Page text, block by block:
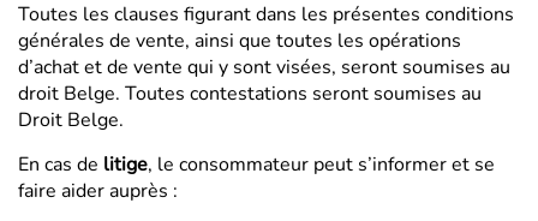
Toutes les clauses figurant dans les présentes conditions
générales de vente, ainsi que toutes les opérations
d’achat et de vente qui y sont visées, seront soumises au
droit Belge. Toutes contestations seront soumises au
Droit Belge.
En cas de litige, le consommateur peut s’informer et se
faire aider auprès :